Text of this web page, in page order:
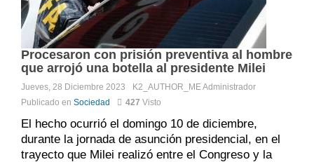
Procesaron con prisión preventiva al hombre
que arrojó una botella al presidente Milei
Jueves, 28 Diciembre 2023 K2_AUTHOR_MEAdministrador
Publicado en Sociedad 427 Visto
El hecho ocurrió el domingo 10 de diciembre,
durante la jornada de asunción presidencial, en el
trayecto que Milei realizó entre el Congreso y la